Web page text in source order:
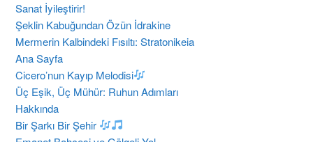
Sanat İyileştirir!
Şeklin Kabuğundan Özün İdrakine
Mermerin Kalbindeki Fısıltı: Stratonikeia
Ana Sayfa
Cicero’nun Kayıp Melodisi
Üç Eşik, Üç Mühür: Ruhun Adımları
Hakkında
Bir Şarkı Bir Şehir